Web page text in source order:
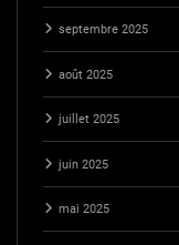
septembre 2025
août 2025
juillet 2025
juin 2025
mai 2025